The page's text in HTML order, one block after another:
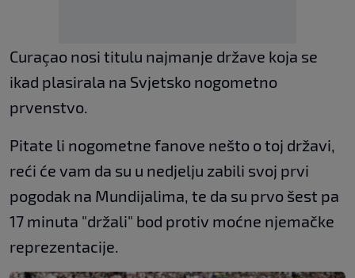
Curaçao nosi titulu najmanje države koja se
ikad plasirala na Svjetsko nogometno
prvenstvo.
Pitate li nogometne fanove nešto o toj državi,
reći će vam da su u nedjelju zabili svoj prvi
pogodak na Mundijalima, te da su prvo šest pa
17 minuta "držali" bod protiv moćne njemačke
reprezentacije.